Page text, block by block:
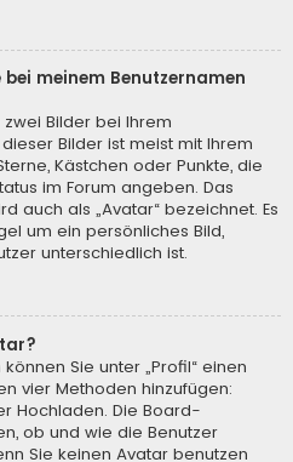
meinem Benutzernamen
Bilder bei Ihrem
Bilder ist meist mit Ihrem
Kästchen oder Punkte, die
im Forum angeben. Das
auch als „Avatar“ bezeichnet. Es
um ein persönliches Bild,
unterschiedlich ist.
Sie unter „Profil“ einen
vier Methoden hinzufügen:
Hochladen. Die Board-
ob und wie die Benutzer
Sie keinen Avatar benutzen